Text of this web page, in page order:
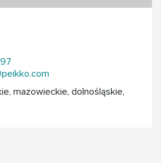
mazowieckie, dolnośląskie,